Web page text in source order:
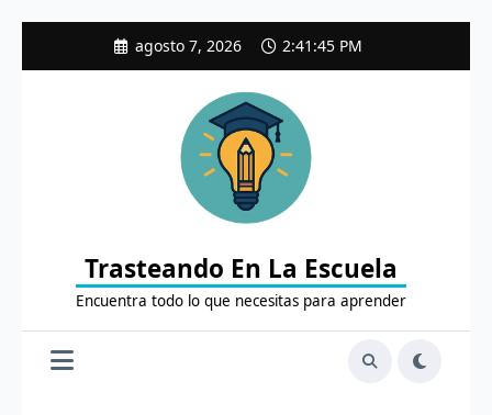
agosto 7, 2026 2:41:47 PM
Trasteando En La Escuela
Encuentra todo lo que necesitas para aprender